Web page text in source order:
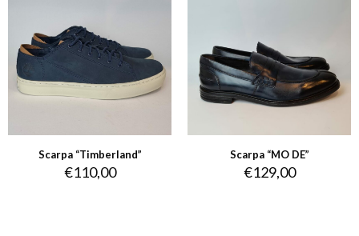
Scarpa “Timberland”
€110,00
Scarpa “MO DE”
€129,00